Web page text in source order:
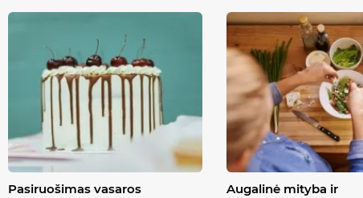
Pasiruošimas vasaros
Augalinė mityba ir